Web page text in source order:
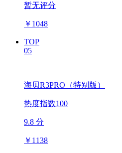
暂无评分
￥ 1048
TOP
05
海贝R3PRO（特别版）
热度指数100
9.8 分
￥ 1138